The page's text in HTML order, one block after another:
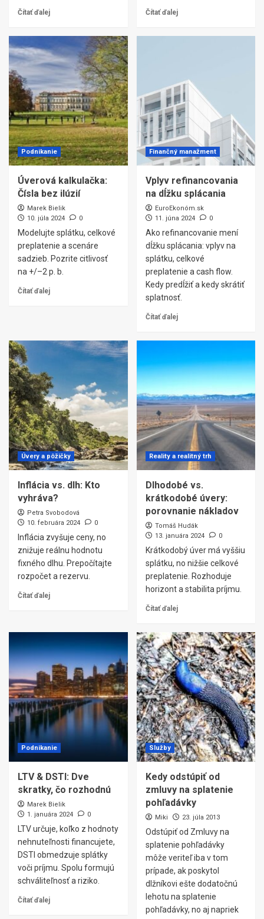
Čítať ďalej Čítať ďalej
Podnikanie
Úverová kalkulačka:
Čísla bez ilúzií
Marek Bielik
10. júla 2024
0
Modelujte splátku, celkové
preplatenie a scenáre
sadzieb. Pozrite citlivosť
na +/–2 p. b.
Čítať ďalej
Finančný manažment
Vplyv refinancovania
na dĺžku splácania
EuroEkonóm.sk
11. júna 2024
0
Ako refinancovanie mení
dĺžku splácania: vplyv na
splátku, celkové
preplatenie a cash flow.
Kedy predĺžiť a kedy skrátiť
splatnosť.
Čítať ďalej
Úvery a pôžičky
Inflácia vs. dlh: Kto
vyhráva?
Petra Svobodová
10. februára 2024
0
Inflácia zvyšuje ceny, no
znižuje reálnu hodnotu
fixného dlhu. Prepočítajte
rozpočet a rezervu.
Čítať ďalej
Reality a realitný trh
Dlhodobé vs.
krátkodobé úvery:
porovnanie nákladov
Tomáš Hudák
13. januára 2024
0
Krátkodobý úver má vyššiu
splátku, no nižšie celkové
preplatenie. Rozhoduje
horizont a stabilita príjmu.
Čítať ďalej
Podnikanie
LTV & DSTI: Dve
skratky, čo rozhodnú
Marek Bielik
1. januára 2024
0
LTV určuje, koľko z hodnoty
nehnuteľnosti financujete,
DSTI obmedzuje splátky
voči príjmu. Spolu formujú
schváliteľnosť a riziko.
Čítať ďalej
Služby
Kedy odstúpiť od
zmluvy na splatenie
pohľadávky
Miki 23. júla 2013
Odstúpiť od Zmluvy na
splatenie pohľadávky
môže veriteľ iba v tom
prípade, ak poskytol
dlžníkovi ešte dodatočnú
lehotu na splatenie
pohľadávky, no aj napriek